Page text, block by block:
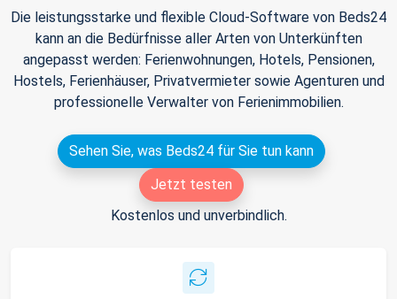
Die leistungsstarke und flexible Cloud-Software von Beds24
kann an die Bedürfnisse aller Arten von Unterkünften
angepasst werden: Ferienwohnungen, Hotels, Pensionen,
Hostels, Ferienhäuser, Privatvermieter sowie Agenturen und
professionelle Verwalter von Ferienimmobilien.
Sehen Sie, was Beds24 für Sie tun kann
Jetzt testen
Kostenlos und unverbindlich.